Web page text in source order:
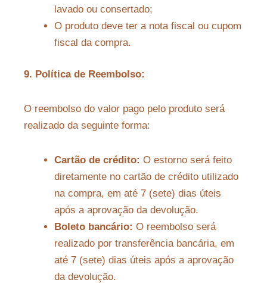
lavado ou consertado;
O produto deve ter a nota fiscal ou cupom
fiscal da compra.
9. Política de Reembolso:
O reembolso do valor pago pelo produto será
realizado da seguinte forma:
Cartão de crédito: O estorno será feito
diretamente no cartão de crédito utilizado
na compra, em até 7 (sete) dias úteis
após a aprovação da devolução.
Boleto bancário: O reembolso será
realizado por transferência bancária, em
até 7 (sete) dias úteis após a aprovação
da devolução.